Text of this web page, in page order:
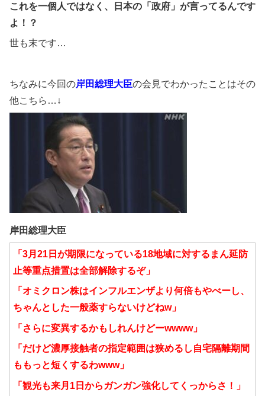
これを一個人ではなく、日本の「政府」が言ってるんです
よ！？
世も末です…
ちなみに今回の岸田総理大臣の会見でわかったことはその
他こちら…↓
岸田総理大臣
「3月21日が期限になっている18地域に対するまん延防
止等重点措置は全部解除するぞ」
「オミクロン株はインフルエンザより何倍もやべーし、
ちゃんとした一般薬すらないけどねw」
「さらに変異するかもしれんけどーwwww」
「だけど濃厚接触者の指定範囲は狭めるし自宅隔離期間
ももっと短くするわwww」
「観光も来月1日からガンガン強化してくっからさ！」